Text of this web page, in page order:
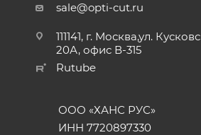
sale@opti-cut.ru
111141, г. Москва,ул.
20А, офис В-315
Rutube
ООО «ХАНС РУС»
ИНН 7720897330